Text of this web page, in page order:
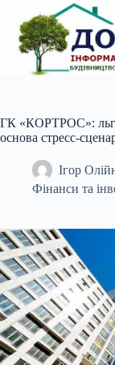
вмісту
ГК «КОРТРОС»:
основа стресс-
Ігор
Фінанси та